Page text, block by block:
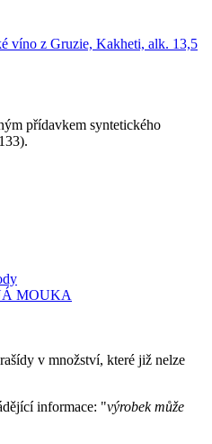
víno z Gruzie, Kakheti, alk. 13,5
přídavkem syntetického
MOUKA
v množství, které již nelze
informace: "výrobek může